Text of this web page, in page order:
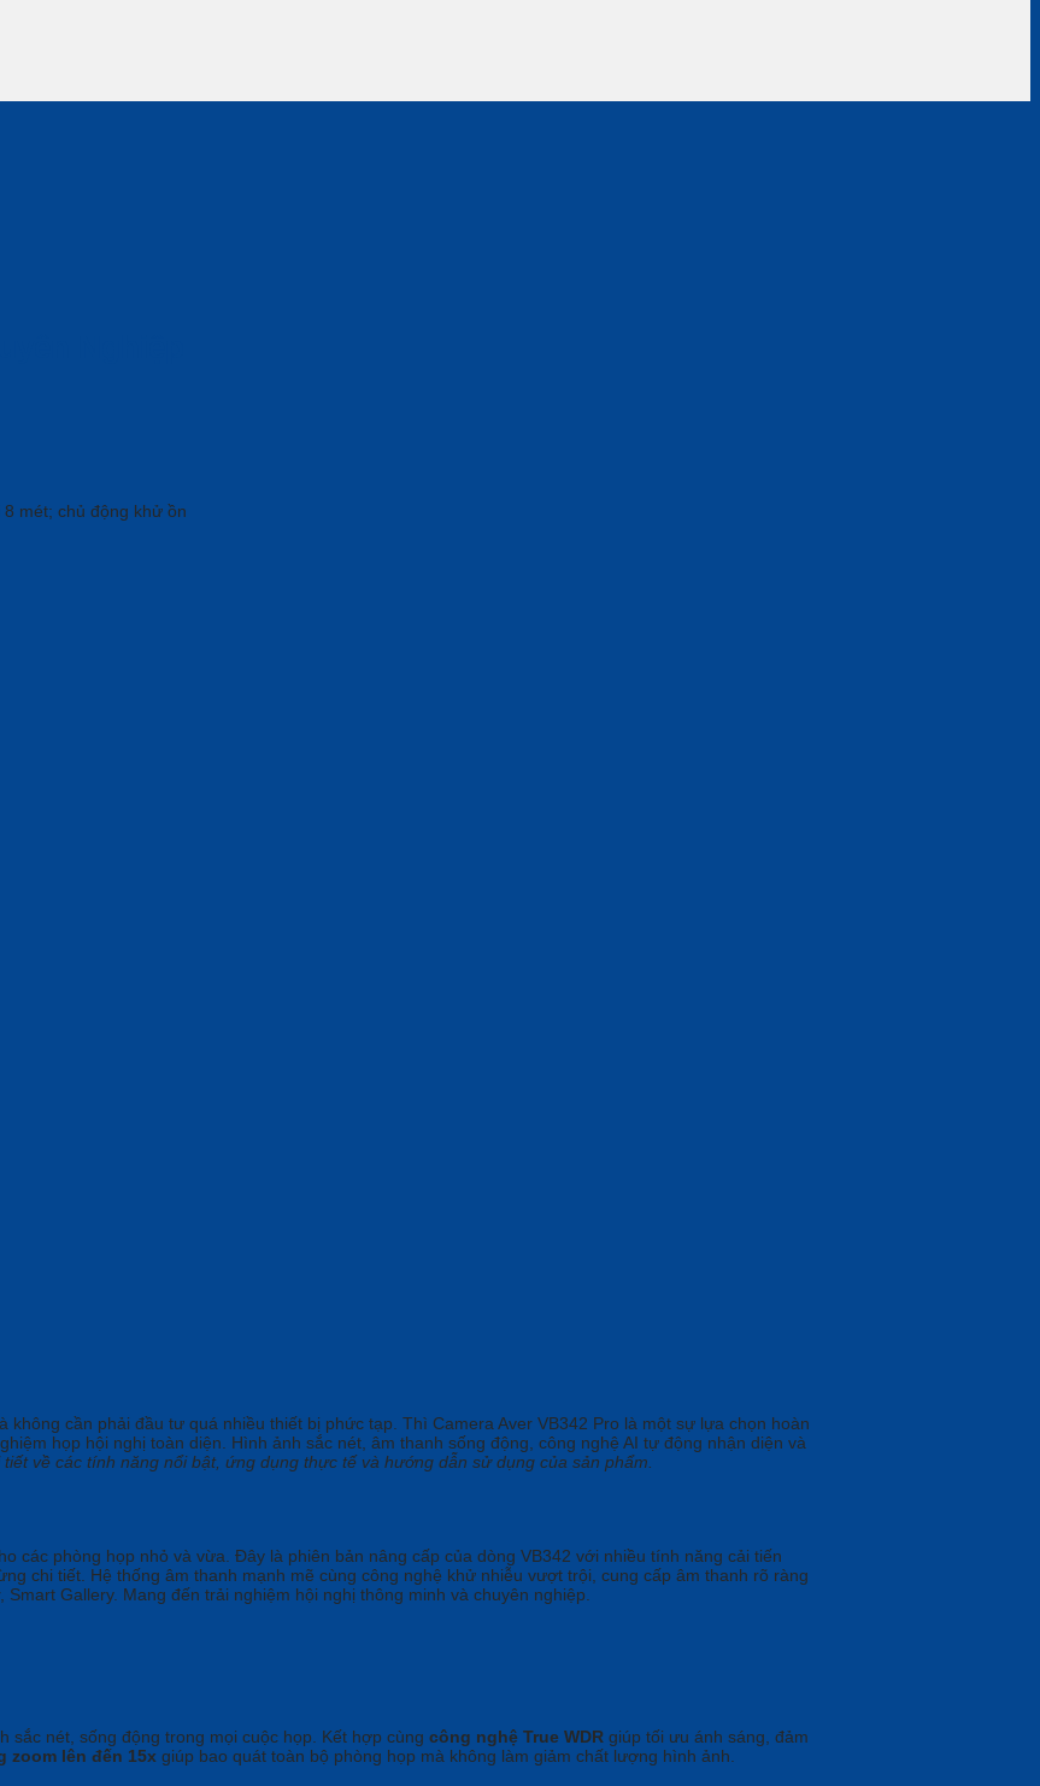
mét; chủ động khử ồn
cần phải đầu tư quá nhiều thiết bị phức tạp. Thì Camera Aver VB342 Pro là một sự lựa chọn hoàn
họp hội nghị toàn diện. Hình ảnh sắc nét, âm thanh sống động, công nghệ AI tự động nhận diện và
về các tính năng nổi bật, ứng dụng thực tế và hướng dẫn sử dụng của sản phẩm.
các phòng họp nhỏ và vừa. Đây là phiên bản nâng cấp của dòng VB342 với nhiều tính năng cải tiến
chi tiết. Hệ thống âm thanh mạnh mẽ cùng công nghệ khử nhiễu vượt trội, cung cấp âm thanh rõ ràng
Gallery. Mang đến trải nghiệm hội nghị thông minh và chuyên nghiệp.
sắc nét, sống động trong mọi cuộc họp. Kết hợp cùng công nghệ True WDR giúp tối ưu ánh sáng, đảm
zoom lên đến 15x giúp bao quát toàn bộ phòng họp mà không làm giảm chất lượng hình ảnh.